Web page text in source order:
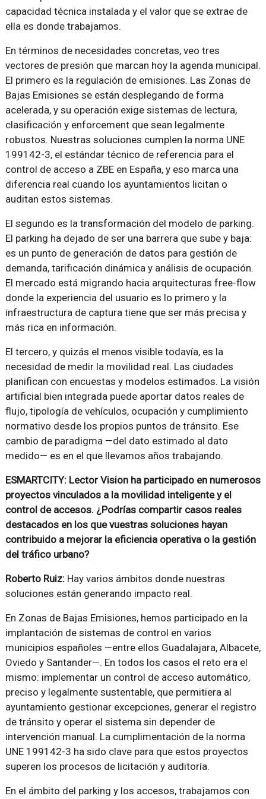
capacidad técnica instalada y el valor que se extrae de
ella es donde trabajamos.
En términos de necesidades concretas, veo tres
vectores de presión que marcan hoy la agenda municipal.
El primero es la regulación de emisiones. Las Zonas de
Bajas Emisiones se están desplegando de forma
acelerada, y su operación exige sistemas de lectura,
clasificación y enforcement que sean legalmente
robustos. Nuestras soluciones cumplen la norma UNE
199142-3, el estándar técnico de referencia para el
control de acceso a ZBE en España, y eso marca una
diferencia real cuando los ayuntamientos licitan o
auditan estos sistemas.
El segundo es la transformación del modelo de parking.
El parking ha dejado de ser una barrera que sube y baja:
es un punto de generación de datos para gestión de
demanda, tarificación dinámica y análisis de ocupación.
El mercado está migrando hacia arquitecturas free-flow
donde la experiencia del usuario es lo primero y la
infraestructura de captura tiene que ser más precisa y
más rica en información.
El tercero, y quizás el menos visible todavía, es la
necesidad de medir la movilidad real. Las ciudades
planifican con encuestas y modelos estimados. La visión
artificial bien integrada puede aportar datos reales de
flujo, tipología de vehículos, ocupación y cumplimiento
normativo desde los propios puntos de tránsito. Ese
cambio de paradigma —del dato estimado al dato
medido— es en el que llevamos años trabajando.
ESMARTCITY: Lector Vision ha participado en numerosos
proyectos vinculados a la movilidad inteligente y el
control de accesos. ¿Podrías compartir casos reales
destacados en los que vuestras soluciones hayan
contribuido a mejorar la eficiencia operativa o la gestión
del tráfico urbano?
Roberto Ruiz: Hay varios ámbitos donde nuestras
soluciones están generando impacto real.
En Zonas de Bajas Emisiones, hemos participado en la
implantación de sistemas de control en varios
municipios españoles —entre ellos Guadalajara, Albacete,
Oviedo y Santander—. En todos los casos el reto era el
mismo: implementar un control de acceso automático,
preciso y legalmente sustentable, que permitiera al
ayuntamiento gestionar excepciones, generar el registro
de tránsito y operar el sistema sin depender de
intervención manual. La cumplimentación de la norma
UNE 199142-3 ha sido clave para que estos proyectos
superen los procesos de licitación y auditoría.
En el ámbito del parking y los accesos, trabajamos con